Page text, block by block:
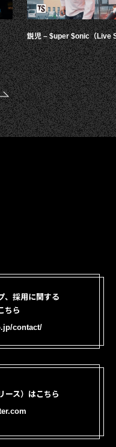
鋭児 – $uper $onic（Live
、採用に関する
ちら
contact/
ース）はこちら